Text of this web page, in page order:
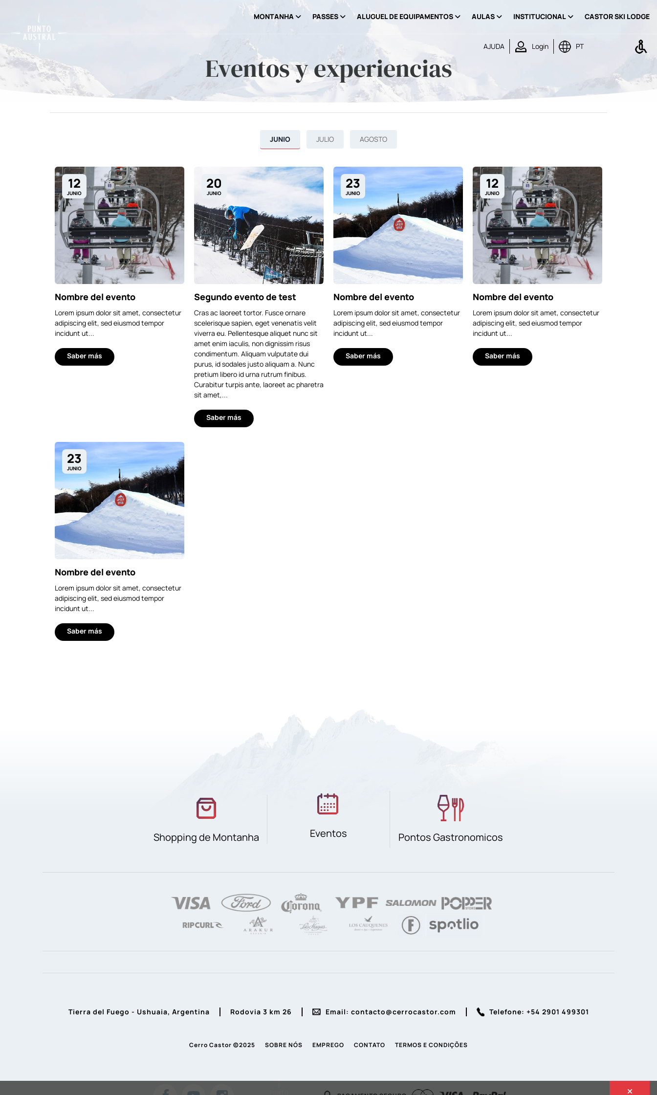
MONTANHA PASSES ALUGUEL DE EQUIPAMENTOS AULAS INSTITUCIONAL CASTOR SKI LODGE
AJUDA Login PT
Eventos y experiencias
JUNIO JULIO AGOSTO
12
JUNIO
Nombre del evento
Lorem ipsum dolor sit amet, consectetur
adipiscing elit, sed eiusmod tempor
incidunt ut...
Saber más
20
JUNIO
Segundo evento de test
Cras ac laoreet tortor. Fusce ornare
scelerisque sapien, eget venenatis velit
viverra eu. Pellentesque aliquet nunc sit
amet enim iaculis, non dignissim risus
condimentum. Aliquam vulputate dui
purus, id sodales justo aliquam a. Nunc
pretium libero id urna rutrum finibus.
Curabitur turpis ante, laoreet ac pharetra
sit amet,...
Saber más
23
JUNIO
Nombre del evento
Lorem ipsum dolor sit amet, consectetur
adipiscing elit, sed eiusmod tempor
incidunt ut...
Saber más
12
JUNIO
Nombre del evento
Lorem ipsum dolor sit amet, consectetur
adipiscing elit, sed eiusmod tempor
incidunt ut...
Saber más
23
JUNIO
Nombre del evento
Lorem ipsum dolor sit amet, consectetur
adipiscing elit, sed eiusmod tempor
incidunt ut...
Saber más
Shopping de Montanha Eventos Pontos Gastronomicos
Tierra del Fuego - Ushuaia, Argentina Rodovia 3 km 26 Email: contacto@cerrocastor.com Telefone: +54 2901 499301
Cerro Castor ©2025 SOBRE NÓS EMPREGO CONTATO TERMOS E CONDIÇÕES